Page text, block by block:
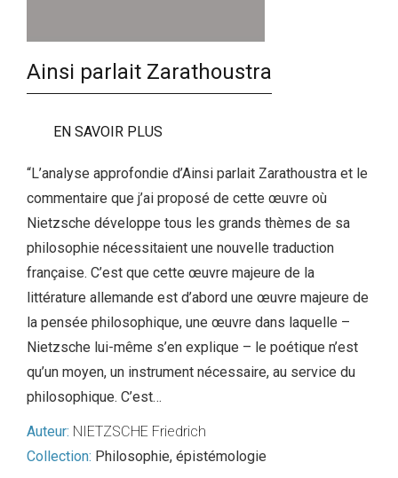
Ainsi parlait Zarathoustra
EN SAVOIR PLUS
“L’analyse approfondie d’Ainsi parlait Zarathoustra et le
commentaire que j’ai proposé de cette œuvre où
Nietzsche développe tous les grands thèmes de sa
philosophie nécessitaient une nouvelle traduction
française. C’est que cette œuvre majeure de la
littérature allemande est d’abord une œuvre majeure de
la pensée philosophique, une œuvre dans laquelle –
Nietzsche lui-même s’en explique – le poétique n’est
qu’un moyen, un instrument nécessaire, au service du
philosophique. C’est…
Auteur: NIETZSCHE Friedrich
Collection: Philosophie, épistémologie